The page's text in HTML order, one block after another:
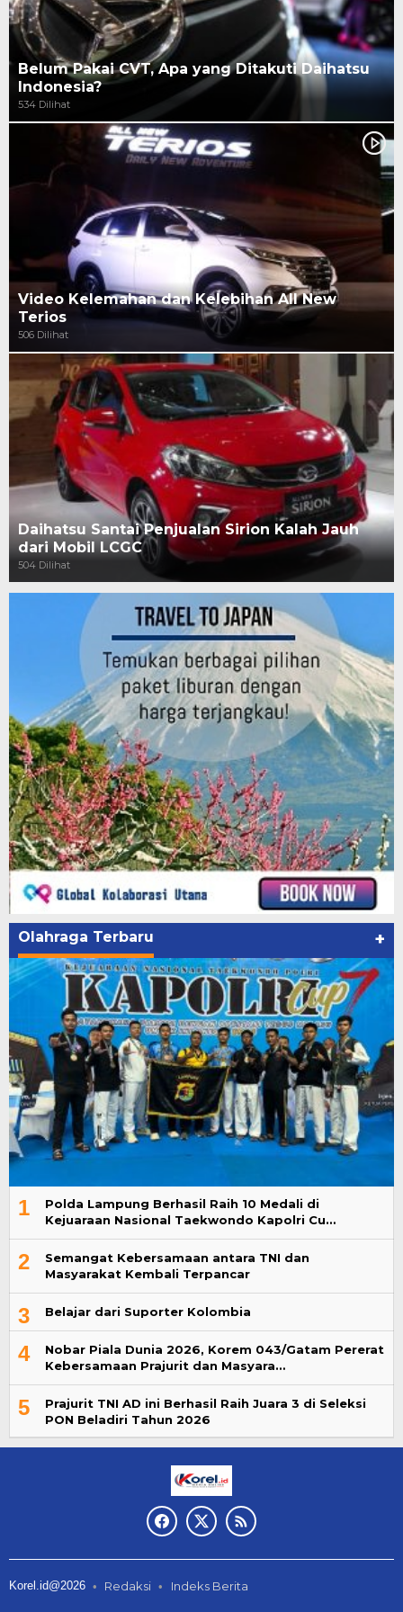
Belum Pakai CVT, Apa yang Ditakuti Daihatsu
Indonesia?
534 Dilihat
Video Kelemahan dan Kelebihan All New
Terios
506 Dilihat
Daihatsu Santai Penjualan Sirion Kalah Jauh
dari Mobil LCGC
504 Dilihat
Olahraga Terbaru +
1
Polda Lampung Berhasil Raih 10 Medali di
Kejuaraan Nasional Taekwondo Kapolri Cu…
2
Semangat Kebersamaan antara TNI dan
Masyarakat Kembali Terpancar
3 Belajar dari Suporter Kolombia
4
Nobar Piala Dunia 2026, Korem 043/Gatam Pererat
Kebersamaan Prajurit dan Masyara…
5
Prajurit TNI AD ini Berhasil Raih Juara 3 di Seleksi
PON Beladiri Tahun 2026
Korel.id@2026 Redaksi Indeks Berita